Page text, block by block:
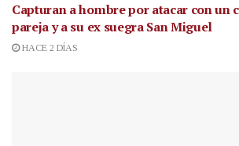
Capturan a hombre por atacar con un
pareja y a su ex suegra San Miguel
HACE 2 DÍAS